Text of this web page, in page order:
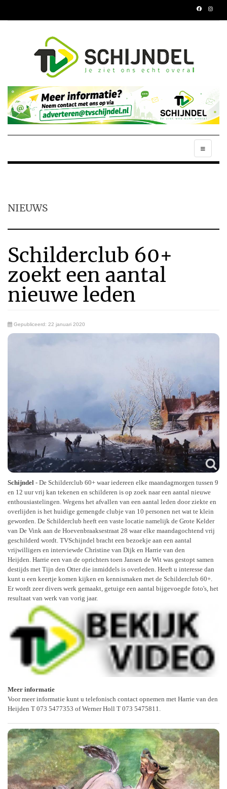
NIEUWS
Schilderclub 60+
zoekt een aantal
nieuwe leden
Gepubliceerd: 22 januari 2020
Schijndel - De Schilderclub 60+ waar iedereen elke maandagmorgen tussen 9
en 12 uur vrij kan tekenen en schilderen is op zoek naar een aantal nieuwe
enthousiastelingen. Wegens het afvallen van een aantal leden door ziekte en
overlijden is het huidige gemengde clubje van 10 personen net wat te klein
geworden. De Schilderclub heeft een vaste locatie namelijk de Grote Kelder
van De Vink aan de Hoevenbraaksestraat 28 waar elke maandagochtend vrij
geschilderd wordt. TVSchijndel bracht een bezoekje aan een aantal
vrijwilligers en interviewde Christine van Dijk en Harrie van den
Heijden. Harrie een van de oprichters toen Jansen de Wit was gestopt samen
destijds met Tijn den Otter die inmiddels is overleden . Heeft u interesse dan
kunt u een keertje komen kijken en kennismaken met de Schilderclub 60+.
Er wordt zeer divers werk gemaakt, getuige een aantal bijgevoegde foto's, het
resultaat van werk van vorig jaar.
Meer informatie
Voor meer informatie kunt u telefonisch contact opnemen met Harrie van den
Heijden T 073 5477353 of Werner Holl T 073 5475811.